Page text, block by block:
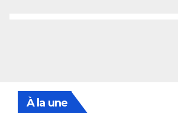
À la une